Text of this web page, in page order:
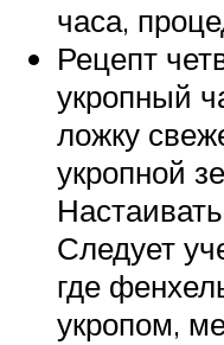
часа,
Рецепт
укропный
ложку
укропной
Следует
где
укропом,